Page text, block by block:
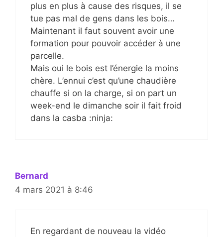
plus en plus à cause des risques, il se
tue pas mal de gens dans les bois…
Maintenant il faut souvent avoir une
formation pour pouvoir accéder à une
parcelle.
Mais oui le bois est l’énergie la moins
chère. L’ennui c’est qu’une chaudière
chauffe si on la charge, si on part un
week-end le dimanche soir il fait froid
dans la casba :ninja:
Bernard
4 mars 2021 à 8:46
En regardant de nouveau la vidéo